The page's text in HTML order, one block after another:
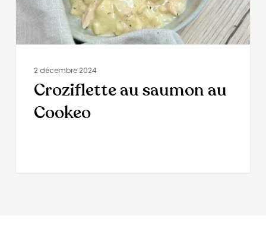
2 décembre 2024
Croziflette au saumon au
Cookeo